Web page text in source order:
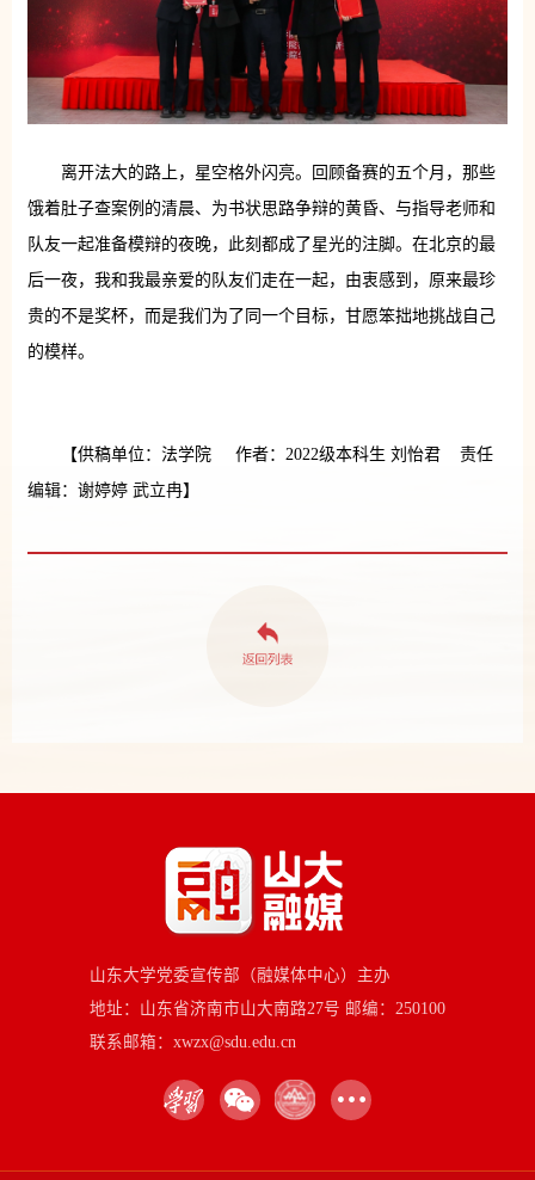
离开法大的路上，星空格外闪亮。回顾备赛的五个月，那些
饿着肚子查案例的清晨、为书状思路争辩的黄昏、与指导老师和
队友一起准备模辩的夜晚，此刻都成了星光的注脚。在北京的最
后一夜，我和我最亲爱的队友们走在一起，由衷感到，原来最珍
贵的不是奖杯，而是我们为了同一个目标，甘愿笨拙地挑战自己
的模样。
【供稿单位：法学院 作者：2022级本科生 刘怡君 责任
编辑：谢婷婷 武立冉】
山东大学党委宣传部（融媒体中心）主办
地址：山东省济南市山大南路27号 邮编：250100
联系邮箱：xwzx@sdu.edu.cn